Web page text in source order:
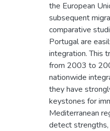
the European
subsequent
comparative
Portugal are
integration. This
from 2003 to
nationwide
they have
keystones for
Mediterranean
detect